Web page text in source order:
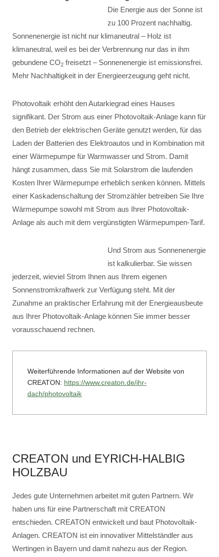
Die Energie aus der Sonne ist
zu 100 Prozent nachhaltig.
Sonnenenergie ist nicht nur klimaneutral – Holz ist
klimaneutral, weil es bei der Verbrennung nur das in ihm
gebundene CO2 freisetzt – Sonnenenergie ist emissionsfrei.
Mehr Nachhaltigkeit in der Energieerzeugung geht nicht.
Photovoltaik erhöht den Autarkiegrad eines Hauses
signifikant. Der Strom aus einer Photovoltaik-Anlage kann für
den Betrieb der elektrischen Geräte genutzt werden, für das
Laden der Batterien des Elektroautos und in Kombination mit
einer Wärmepumpe für Warmwasser und Strom. Damit
hängt zusammen, dass Sie mit Solarstrom die laufenden
Kosten Ihrer Wärmepumpe erheblich senken können. Mittels
einer Kaskadenschaltung der Stromzähler betreiben Sie Ihre
Wärmepumpe sowohl mit Strom aus Ihrer Photovoltaik-
Anlage als auch mit dem vergünstigten Wärmepumpen-Tarif.
Und Strom aus Sonnenenergie
ist kalkulierbar. Sie wissen
jederzeit, wieviel Strom Ihnen aus Ihrem eigenen
Sonnenstromkraftwerk zur Verfügung steht. Mit der
Zunahme an praktischer Erfahrung mit der Energieausbeute
aus Ihrer Photovoltaik-Anlage können Sie immer besser
vorausschauend rechnen.
Weiterführende Informationen auf der Website von
CREATON: https://www.creaton.de/ihr-
dach/photovoltaik
CREATON und EYRICH-HALBIG
HOLZBAU
Jedes gute Unternehmen arbeitet mit guten Partnern. Wir
haben uns für eine Partnerschaft mit CREATON
entschieden. CREATON entwickelt und baut Photovoltaik-
Anlagen. CREATON ist ein innovativer Mittelständler aus
Wertingen in Bayern und damit nahezu aus der Region.